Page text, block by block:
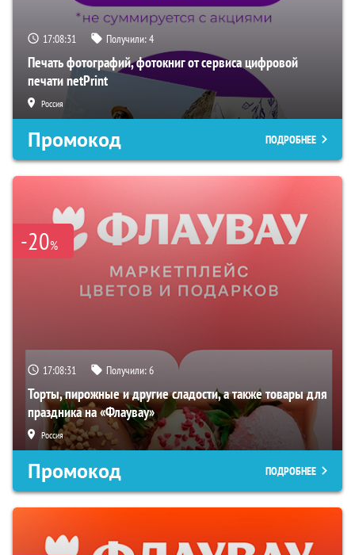
17:08:30 Получили:4
Печать фотографий, фотокниг от сервиса цифровой
печати netPrint
Россия
Промокод ПОДРОБНЕЕ
-20%
17:08:30 Получили:6
Торты, пирожные и другие сладости, а также товары для
праздника на «Флаувау»
Россия
Промокод ПОДРОБНЕЕ